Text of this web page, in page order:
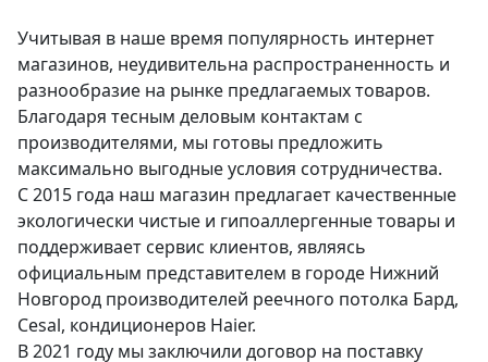
Учитывая в наше время популярность интернет
магазинов, неудивительна распространенность и
разнообразие на рынке предлагаемых товаров.
Благодаря тесным деловым контактам с
производителями, мы готовы предложить
максимально выгодные условия сотрудничества.
С 2015 года наш магазин предлагает качественные
экологически чистые и гипоаллергенные товары и
поддерживает сервис клиентов, являясь
официальным представителем в городе Нижний
Новгород производителей реечного потолка Бард,
Cesal, кондиционеров Haier.
В 2021 году мы заключили договор на поставку